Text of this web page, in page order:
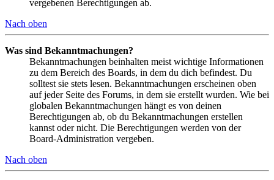
vergebenen Berechtigungen ab.
Nach oben
Was sind Bekanntmachungen?
Bekanntmachungen beinhalten meist wichtige Informationen
zu dem Bereich des Boards, in dem du dich befindest. Du
solltest sie stets lesen. Bekanntmachungen erscheinen oben
auf jeder Seite des Forums, in dem sie erstellt wurden. Wie bei
globalen Bekanntmachungen hängt es von deinen
Berechtigungen ab, ob du Bekanntmachungen erstellen
kannst oder nicht. Die Berechtigungen werden von der
Board-Administration vergeben.
Nach oben